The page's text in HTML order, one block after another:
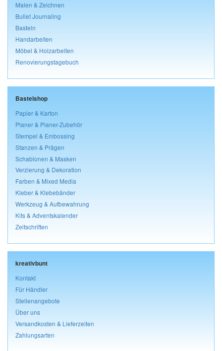
Malen & Zeichnen
Bullet Journaling
Basteln
Handarbeiten
Möbel & Holzarbeiten
Renovierungstagebuch
Bastelshop
Papier & Karton
Planer & Planer-Zubehör
Stempel & Embossing
Stanzen & Prägen
Schablonen & Masken
Verzierung & Dekoration
Farben & Mixed Media
Kleber & Klebebänder
Werkzeug & Aufbewahrung
Kits & Adventskalender
Zeitschriften
kreativbunt
Kontakt
Für Händler
Stellenangebote
Über uns
Versandkosten & Lieferzeiten
Zahlungsarten